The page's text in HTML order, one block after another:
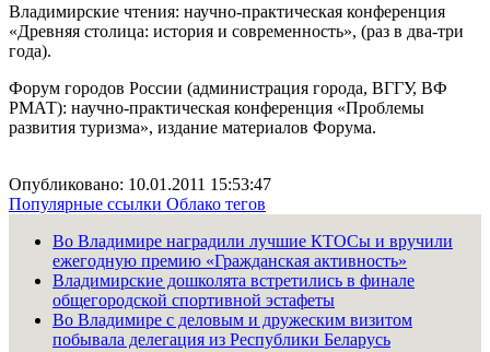
Владимирские чтения: научно-практическая конференция
«Древняя столица: история и современность», (раз в два-три
года).
Форум городов России (администрация города, ВГГУ, ВФ
РМАТ): научно-практическая конференция «Проблемы
развития туризма», издание материалов Форума.
Опубликовано: 10.01.2011 15:53:47
Популярные ссылки Облако тегов
Во Владимире наградили лучшие КТОСы и вручили
ежегодную премию «Гражданская активность»
Владимирские дошколята встретились в финале
общегородской спортивной эстафеты
Во Владимире с деловым и дружеским визитом
побывала делегация из Республики Беларусь